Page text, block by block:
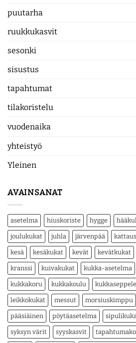
puutarha
ruukkukasvit
sesonki
sisustus
tapahtumat
tilakoristelu
vuodenaika
yhteistyö
Yleinen
AVAINSANAT
asetelma hiuskoriste hygge
joulukukat juhla järvenpää kattaus
kesä kesäkukat kevät kevätkukat
kranssi kuivakukat kukka-asetelma
kukkakoru kukkakoulu kukkaseppele
leikkokukat messut morsiuskimppu
pääsiäinen pöytäasetelma
syksyn värit syyskasvit